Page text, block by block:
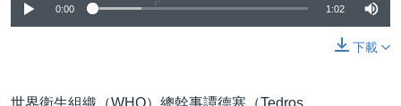
0:00 1:02
下載
世界衛生組織（WHO）總幹事譚德塞（Tedros